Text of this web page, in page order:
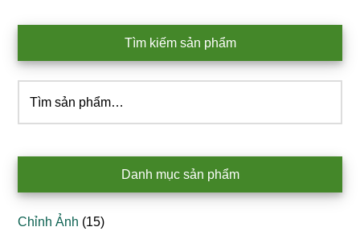
Tìm kiếm sản phẩm
kiếm:
Danh mục sản phẩm
Chỉnh Ảnh (15)